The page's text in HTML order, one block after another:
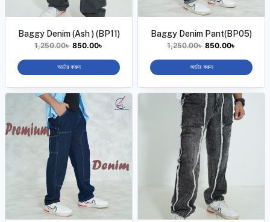
Baggy Denim (Ash ) (BP11)
1,250.00৳ 850.00৳
অর্ডার করুন
Baggy Denim Pant(BP05)
1,250.00৳ 850.00৳
অর্ডার করুন